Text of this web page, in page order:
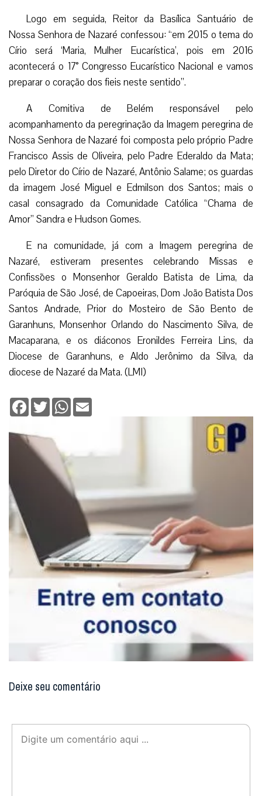
Logo em seguida, Reitor da Basílica Santuário de
Nossa Senhora de Nazaré confessou: “em 2015 o tema do
Círio será ‘Maria, Mulher Eucarística’, pois em 2016
acontecerá o 17° Congresso Eucarístico Nacional e vamos
preparar o coração dos fieis neste sentido”.
A Comitiva de Belém responsável pelo
acompanhamento da peregrinação da Imagem peregrina de
Nossa Senhora de Nazaré foi composta pelo próprio Padre
Francisco Assis de Oliveira, pelo Padre Ederaldo da Mata;
pelo Diretor do Círio de Nazaré, Antônio Salame; os guardas
da imagem José Miguel e Edmilson dos Santos; mais o
casal consagrado da Comunidade Católica “Chama de
Amor” Sandra e Hudson Gomes.
E na comunidade, já com a Imagem peregrina de
Nazaré, estiveram presentes celebrando Missas e
Confissões o Monsenhor Geraldo Batista de Lima, da
Paróquia de São José, de Capoeiras, Dom João Batista Dos
Santos Andrade, Prior do Mosteiro de São Bento de
Garanhuns, Monsenhor Orlando do Nascimento Silva, de
Macaparana, e os diáconos Eronildes Ferreira Lins, da
Diocese de Garanhuns, e Aldo Jerônimo da Silva, da
diocese de Nazaré da Mata. (LMI)
Facebook
TwitterWhatsApp
Deixe seu comentário